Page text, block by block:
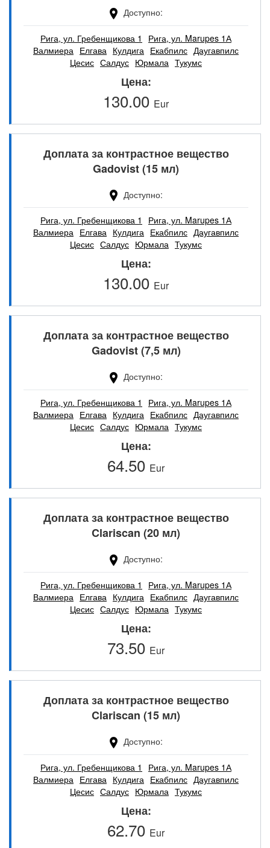
Доступно
Рига, ул. Гребенщикова 1
Рига, ул. Marupes 1А
Валмиера Елгава Кулдига Екабпилс Даугавпилс
Цесис Салдус Юрмала Тукумс
Цена
130.00 Eur
Доплата за контрастное вещество
Gadovist (15 мл)
Доступно
Рига, ул. Гребенщикова 1
Рига, ул. Marupes 1А
Валмиера Елгава Кулдига Екабпилс Даугавпилс
Цесис Салдус Юрмала Тукумс
Цена
130.00 Eur
Доплата за контрастное вещество
Gadovist (7,5 мл)
Доступно
Рига, ул. Гребенщикова 1
Рига, ул. Marupes 1А
Валмиера Елгава Кулдига Екабпилс Даугавпилс
Цесис Салдус Юрмала Тукумс
Цена
64.50 Eur
Доплата за контрастное вещество
Clariscan (20 мл)
Доступно
Рига, ул. Гребенщикова 1
Рига, ул. Marupes 1А
Валмиера Елгава Кулдига Екабпилс Даугавпилс
Цесис Салдус Юрмала Тукумс
Цена
73.50 Eur
Доплата за контрастное вещество
Clariscan (15 мл)
Доступно
Рига, ул. Гребенщикова 1
Рига, ул. Marupes 1А
Валмиера Елгава Кулдига Екабпилс Даугавпилс
Цесис Салдус Юрмала Тукумс
Цена
62.70 Eur